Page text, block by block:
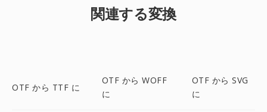
関連する変換
OTF から TTF に
OTF から WOFF
に
OTF から SVG
に